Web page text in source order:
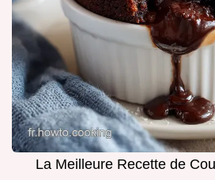
La Meilleure Recette de